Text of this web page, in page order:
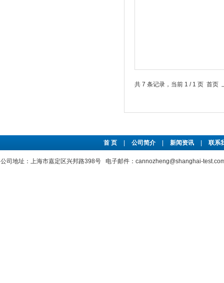
共 7 条记录，当前 1 / 1 页 首页
首 页 公司简介 新闻资讯 联系
公司地址：上海市嘉定区兴邦路398号 电子邮件：cannozheng@shanghai-